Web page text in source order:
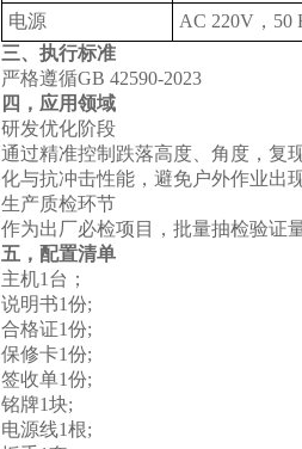
电源
AC 220V，50
三、执行标准
严格遵循GB 42590-2023
四，应用领域
‌研发优化阶段‌
通过精准控制跌落高度、角度，复
化与抗冲击性能，避免户外作业出
‌生产质检环节‌
作为出厂必检项目，批量抽检验证
五，配置清单
主机1台；
说明书1份;
合格证1份;
保修卡1份;
签收单1份;
铭牌1块;
电源线1根;